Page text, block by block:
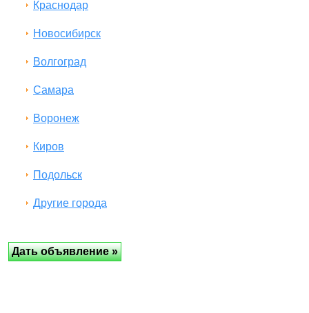
Краснодар
Новосибирск
Волгоград
Самара
Воронеж
Киров
Подольск
Другие города